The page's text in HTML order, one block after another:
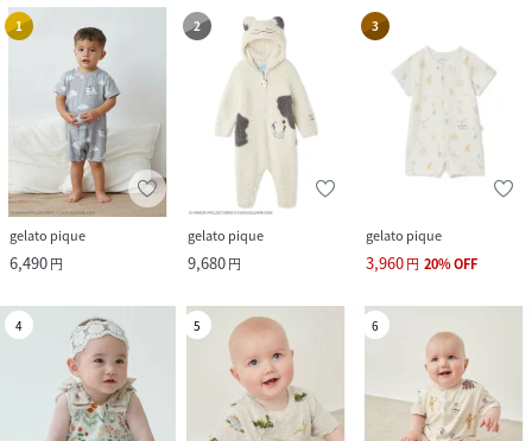
1
gelato pique
6,490円
2
gelato pique
9,680円
3
gelato pique
3,960円 20%OFF
4 5 6